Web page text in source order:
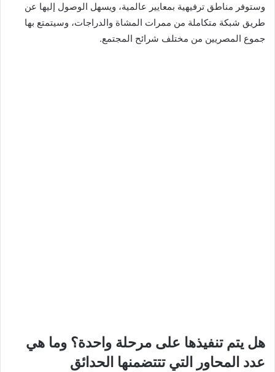
وستوفر مناطق ترفيهية بمعايير عالمية، ويسهل الوصول إليها عن
طريق شبكة متكاملة من ممرات المشاة والدراجات، وسيتمتع بها
جموع المصريين من مختلف شرائح المجتمع.
هل يتم تنفيذها على مرحلة واحدة؟ وما هي
عدد المحاور التي تتتضمنها الحدائق